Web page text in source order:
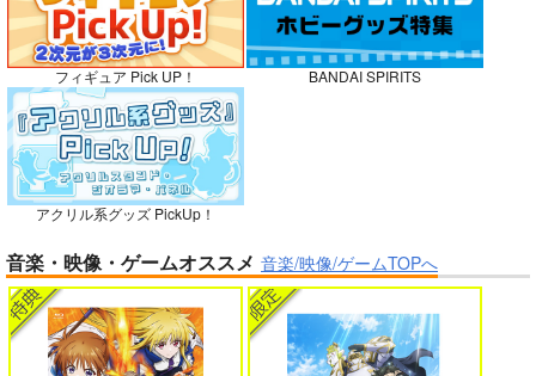
No.10
競売でマンションを買
った話。３
さくら研究室
円（税込）
嫁候補、うちに住むらしい。 #古民
家・美少女3人・耳付き幼馴染
禁断で禁断じゃないちょっと禁断な
義兄妹ラブコメは未遂えっちから始
英雄戦記～ 10
フィギュア Pick UP！ BANDAI SPIRITS
アクリル系グッズ PickUp！
音楽・映像・ゲームオススメ 音楽/映像/ゲームTOPへ